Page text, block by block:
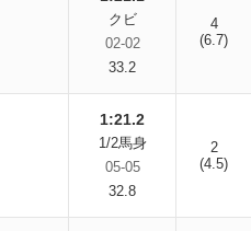
クビ
02-02
33.2
4
(6.7)
1:21.2
1/2馬身
05-05
32.8
2
(4.5)